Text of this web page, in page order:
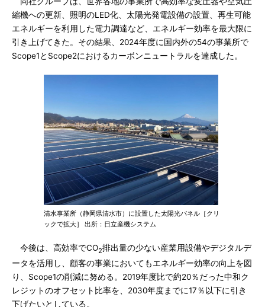
縮機への更新、照明のLED化、太陽光発電設備の設置、再生可能
エネルギーを利用した電力調達など、エネルギー効率を最大限に
引き上げてきた。その結果、2024年度に国内外の54の事業所で
Scope1とScope2におけるカーボンニュートラルを達成した。
清水事業所（静岡県清水市）に設置した太陽光パネル［クリ
ックで拡大］ 出所：日立産機システム
今後は、高効率でCO2排出量の少ない産業用設備やデジタルデ
ータを活用し、顧客の事業においてもエネルギー効率の向上を図
り、Scope1の削減に努める。2019年度比で約20％だった中和ク
レジットのオフセット比率を、2030年度までに17％以下に引き
下げたいとしている。